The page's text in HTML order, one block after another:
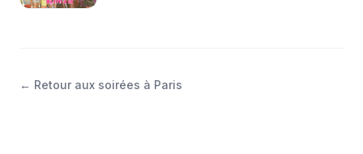
← Retour aux soirées à Paris